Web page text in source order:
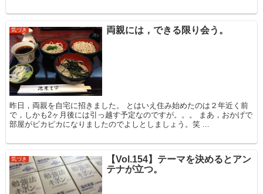
気づき 両親には，できる限り会う。
昨日，両親を自宅に招きました。 とはいえ住み始めたのは２年近く前
で，しかも2ヶ月後には引っ越す予定なのですが。。。 まあ，おかげで
部屋がピカピカになりましたのでよしとしましょう。笑 ...
気づき
【Vol.154】テーマを決めるとアン
テナが立つ。